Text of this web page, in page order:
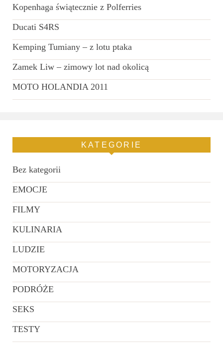
Kopenhaga świątecznie z Polferries
Ducati S4RS
Kemping Tumiany – z lotu ptaka
Zamek Liw – zimowy lot nad okolicą
MOTO HOLANDIA 2011
KATEGORIE
Bez kategorii
EMOCJE
FILMY
KULINARIA
LUDZIE
MOTORYZACJA
PODRÓŻE
SEKS
TESTY